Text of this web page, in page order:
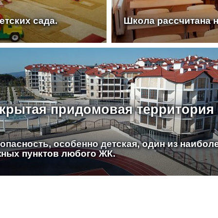
сада. Школа рассчитана
придомовая территория
особенно детская, один из
пунктов любого ЖК.